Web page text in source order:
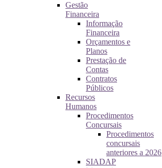
Gestão
Financeira
Informação
Financeira
Orçamentos e
Planos
Prestação de
Contas
Contratos
Públicos
Recursos
Humanos
Procedimentos
Concursais
Procedimentos
concursais
anteriores a 2026
SIADAP